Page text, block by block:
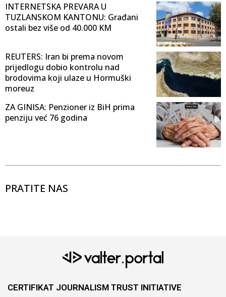
INTERNETSKA PREVARA U
TUZLANSKOM KANTONU: Građani
ostali bez više od 40.000 KM
REUTERS: Iran bi prema novom
prijedlogu dobio kontrolu nad
brodovima koji ulaze u Hormuški
moreuz
ZA GINISA: Penzioner iz BiH prima
penziju već 76 godina
PRATITE NAS
CERTIFIKAT JOURNALISM TRUST INITIATIVE